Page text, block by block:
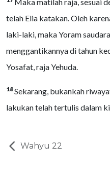
telah Elia katakan. Oleh
laki-laki, maka Yoram
menggantikannya di tahun
Yosafat, raja Yehuda.
18Sekarang, bukankah
lakukan telah tertulis dalam
Wahyu 22